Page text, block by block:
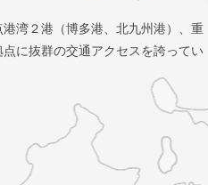
湾２港（博多港、北九州港）、重
に抜群の交通アクセスを誇ってい